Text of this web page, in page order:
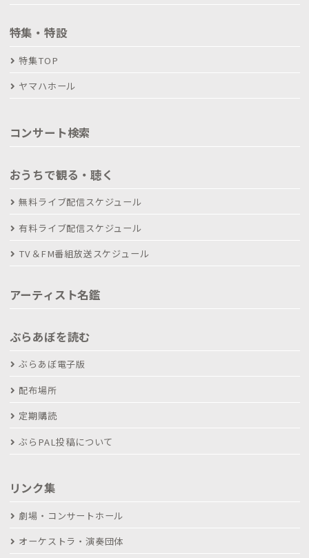
特集・特設
特集TOP
ヤマハホール
コンサート検索
おうちで観る・聴く
無料ライブ配信スケジュール
有料ライブ配信スケジュール
TV＆FM番組放送スケジュール
アーティスト名鑑
ぶらあぼを読む
ぶらあぼ電子版
配布場所
定期購読
ぶらPAL投稿について
リンク集
劇場・コンサートホール
オーケストラ・演奏団体